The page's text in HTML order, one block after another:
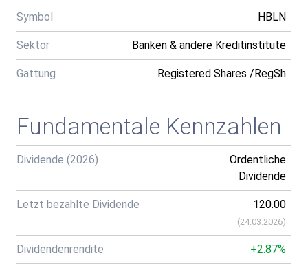
Symbol HBLN
Sektor Banken & andere Kreditinstitute
Gattung Registered Shares /RegSh
Fundamentale Kennzahlen
Dividende (2026)
Ordentliche
Dividende
Letzt bezahlte Dividende 120.00
(24.03.2026)
Dividendenrendite +2.87%